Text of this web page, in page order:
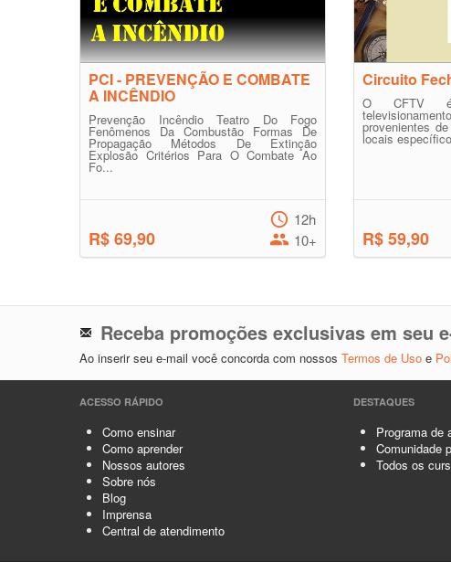
PCI - PREVENÇÃO E COMBATE
A INCÊNDIO
Prevenção Incêndio Teatro Do Fogo
Fenômenos Da Combustão Formas De
Propagação Métodos De Extinção
Explosão Critérios Para O Combate Ao
Fo...
R$ 69,90
12h
10+
Circuito
O CFTV
provenientes
locais
R$ 59,90
Receba promoções exclusivas em seu
Ao inserir seu e-mail você concorda com nossos Termos de Uso e
ACESSO RÁPIDO
Como ensinar
Como aprender
Nossos autores
Sobre nós
Blog
Imprensa
Central de atendimento
DESTAQUES
Programa de
Comunidade
Todos os